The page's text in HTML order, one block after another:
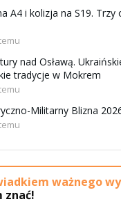
A4 i kolizja na S19. Trzy
nad Osławą.
tradycje w Mokrem
Militarny Blizna
ważnego
znać!